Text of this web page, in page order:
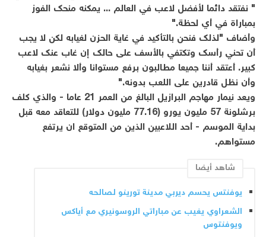
" نفتقد دائما لأفضل لاعب في العالم ... يمكنه منحك الفوز
بمباراة في أي لحظة."
وأضاف "لذلك فنحن بالتأكيد في غاية الحزن لغيابه لكن لا يجب
أن تحني رأسك وتكتفي بالأسف على حالك إن غاب عنك لاعب
كبير. أعتقد أننا جميعا مطالبون برفع مستوانا وألا نشعر بغيابه
وأن نظل قادرين على اللعب بدونه."
ويعد نيمار مهاجم البرازيل البالغ من العمر 21 عاما - والذي كلف
برشلونة 57 مليون يورو (77.16 مليون دولار) للتعاقد معه قبل
بداية الموسم - أحد اللاعبين الذين من المتوقع ان يرتفع
مستواهم.
شاهد أيضا
يوفنتس يحسم ديربي مدينة تورينو لصالحه
الشعراوي يغيب عن مباراتي الروسونيري مع أياكس
ويوفنتوس